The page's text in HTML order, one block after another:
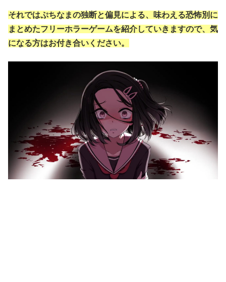
それではぷちなまの独断と偏見による、味わえる恐怖別に
まとめたフリーホラーゲームを紹介していきますので、気
になる方はお付き合いください。